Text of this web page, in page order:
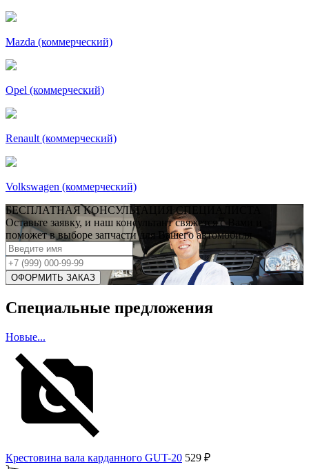
Mazda (коммерческий)
Opel (коммерческий)
Renault (коммерческий)
Volkswagen (коммерческий)
БЕСПЛАТНАЯ КОНСУЛЬТАЦИЯ СПЕЦИАЛИСТА
Оставьте заявку, и наш консультант свяжется с Вами и
поможет в выборе запчасти для Вашего автомобиля
Специальные предложения
Новые...
Крестовина вала карданного GUT-20 529 ₽